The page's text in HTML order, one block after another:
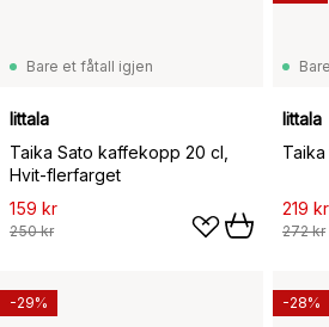
Bare et fåtall igjen
Iittala
Taika Sato kaffekopp 20 cl,
Hvit-flerfarget
159 kr
250 kr
Iittala
Taika
219 kr
272 kr
-29% -28%